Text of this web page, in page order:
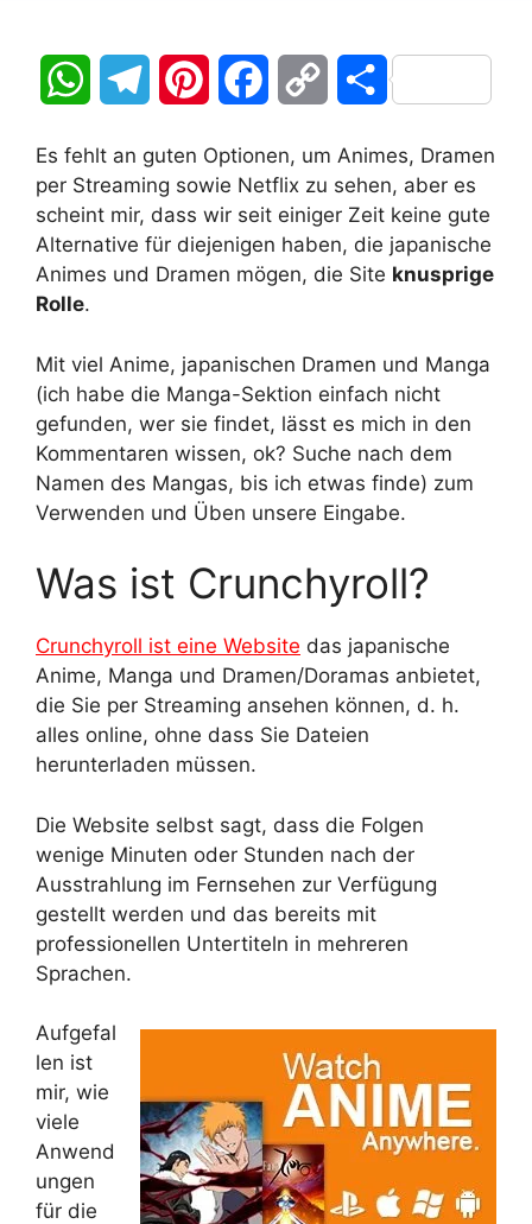
W
a
t
s
p
p
l
e
g
a
m
n
t
e
e
s
t
c
e
b
o
k
p
y
L
n
k
T
i
e
Es fehlt an guten Optionen, um Animes, Dramen
per Streaming sowie Netflix zu sehen, aber es
scheint mir, dass wir seit einiger Zeit keine gute
Alternative für diejenigen haben, die japanische
Animes und Dramen mögen, die Site knusprige
Rolle.
Mit viel Anime, japanischen Dramen und Manga
(ich habe die Manga-Sektion einfach nicht
gefunden, wer sie findet, lässt es mich in den
Kommentaren wissen, ok? Suche nach dem
Namen des Mangas, bis ich etwas finde) zum
Verwenden und Üben unsere Eingabe.
Was ist Crunchyroll?
Crunchyroll ist eine Website das japanische
Anime, Manga und Dramen/Doramas anbietet,
die Sie per Streaming ansehen können, d. h.
alles online, ohne dass Sie Dateien
herunterladen müssen.
Die Website selbst sagt, dass die Folgen
wenige Minuten oder Stunden nach der
Ausstrahlung im Fernsehen zur Verfügung
gestellt werden und das bereits mit
professionellen Untertiteln in mehreren
Sprachen.
Aufgefal
len ist
mir, wie
viele
Anwend
ungen
für die